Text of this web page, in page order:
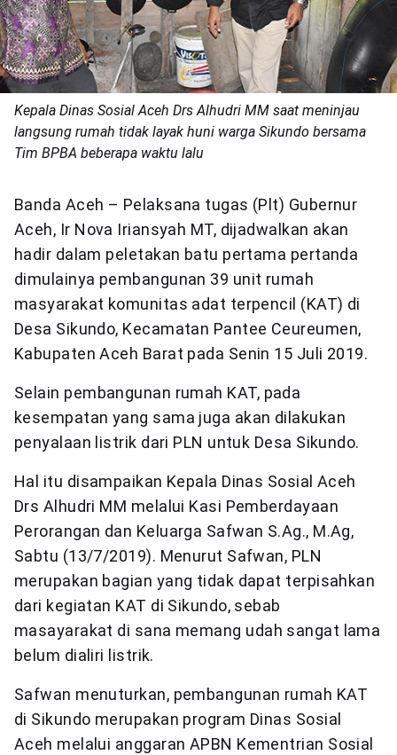
Kepala Dinas Sosial Aceh Drs Alhudri MM saat meninjau
langsung rumah tidak layak huni warga Sikundo bersama
Tim BPBA beberapa waktu lalu
Banda Aceh – Pelaksana tugas (Plt) Gubernur
Aceh, Ir Nova Iriansyah MT, dijadwalkan akan
hadir dalam peletakan batu pertama pertanda
dimulainya pembangunan 39 unit rumah
masyarakat komunitas adat terpencil (KAT) di
Desa Sikundo, Kecamatan Pantee Ceureumen,
Kabupaten Aceh Barat pada Senin 15 Juli 2019.
Selain pembangunan rumah KAT, pada
kesempatan yang sama juga akan dilakukan
penyalaan listrik dari PLN untuk Desa Sikundo.
Hal itu disampaikan Kepala Dinas Sosial Aceh
Drs Alhudri MM melalui Kasi Pemberdayaan
Perorangan dan Keluarga Safwan S.Ag., M.Ag,
Sabtu (13/7/2019). Menurut Safwan, PLN
merupakan bagian yang tidak dapat terpisahkan
dari kegiatan KAT di Sikundo, sebab
masayarakat di sana memang udah sangat lama
belum dialiri listrik.
Safwan menuturkan, pembangunan rumah KAT
di Sikundo merupakan program Dinas Sosial
Aceh melalui anggaran APBN Kementrian Sosial